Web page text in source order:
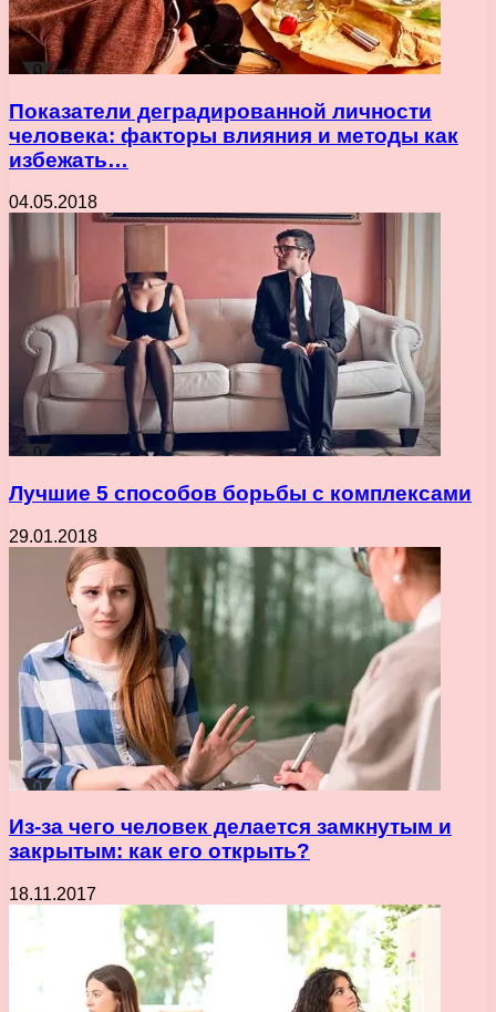
Показатели деградированной личности
человека: факторы влияния и методы как
избежать…
04.05.2018
Лучшие 5 способов борьбы с комплексами
29.01.2018
Из-за чего человек делается замкнутым и
закрытым: как его открыть?
18.11.2017